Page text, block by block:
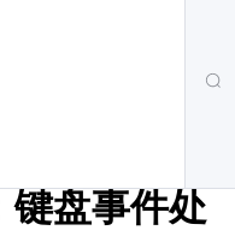
键盘事件处